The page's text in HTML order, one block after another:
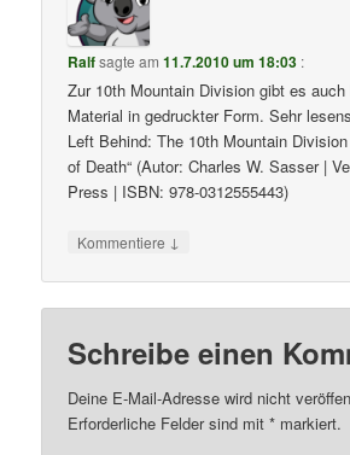
Ralfsagte am11.7.2010 um 18:03 :
Zur 10th Mountain Division gibt es
Material in gedruckter Form. Sehr
Left Behind: The 10th Mountain
of Death“ (Autor: Charles W. Sasser |
Press | ISBN: 978-0312555443)
Kommentiere ↓
Schreibe einen
Deine E-Mail-Adresse wird nicht
Erforderliche Felder sind mit* markiert.